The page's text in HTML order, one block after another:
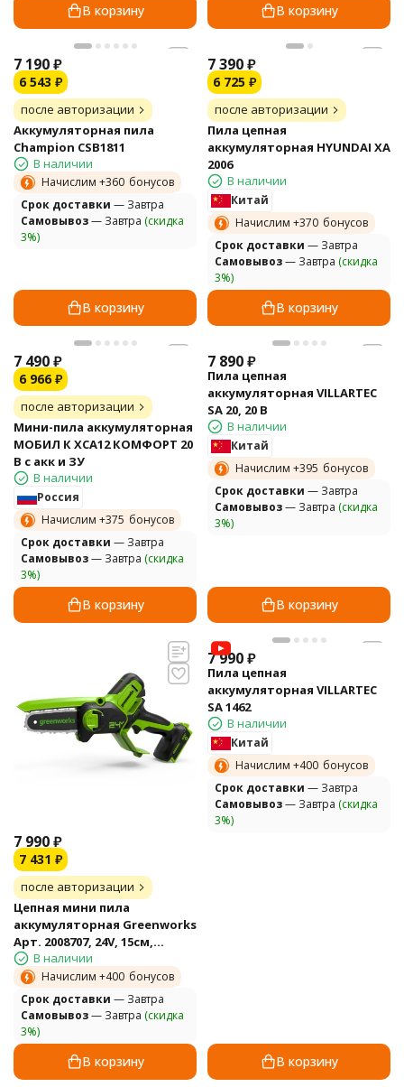
В корзину В корзину
7 190₽
6 543 ₽
после авторизации
Аккумуляторная пила
Champion CSB1811
В наличии
Начислим +360 бонусов
Cрок доставки — Завтра
Самовывоз— Завтра (скидка
3%)
В корзину
7 390₽
6 725 ₽
после авторизации
Пила цепная
аккумуляторная HYUNDAI XA
2006
В наличии
Китай
Начислим +370 бонусов
Cрок доставки — Завтра
Самовывоз— Завтра (скидка
3%)
В корзину
7 490₽
6 966 ₽
после авторизации
Мини-пила аккумуляторная
МОБИЛ К XCA12 КОМФОРТ 20
В с акк и ЗУ
В наличии
Россия
Начислим +375 бонусов
Cрок доставки — Завтра
Самовывоз— Завтра (скидка
3%)
В корзину
7 890₽
Пила цепная
аккумуляторная VILLARTEC
SA 20, 20 В
В наличии
Китай
Начислим +395 бонусов
Cрок доставки — Завтра
Самовывоз— Завтра (скидка
3%)
В корзину
7 990₽
7 431 ₽
после авторизации
Цепная мини пила
аккумуляторная Greenworks
Арт. 2008707, 24V, 15см,
бесщеточная, без АКБ и ЗУ
В наличии
Начислим +400 бонусов
Cрок доставки — Завтра
Самовывоз— Завтра (скидка
3%)
В корзину
7 990₽
Пила цепная
аккумуляторная VILLARTEC
SA 1462
В наличии
Китай
Начислим +400 бонусов
Cрок доставки — Завтра
Самовывоз— Завтра (скидка
3%)
В корзину